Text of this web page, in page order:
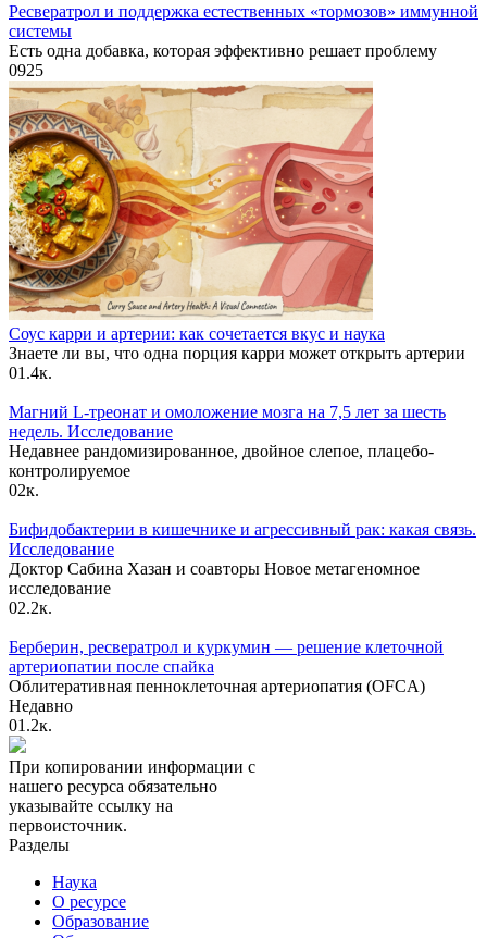
Ресвератрол и поддержка естественных «тормозов» иммунной
системы
Есть одна добавка, которая эффективно решает проблему
0925
Соус карри и артерии: как сочетается вкус и наука
Знаете ли вы, что одна порция карри может открыть артерии
01.4к.
Магний L-треонат и омоложение мозга на 7,5 лет за шесть
недель. Исследование
Недавнее рандомизированное, двойное слепое, плацебо-
контролируемое
02к.
Бифидобактерии в кишечнике и агрессивный рак: какая связь.
Исследование
Доктор Сабина Хазан и соавторы Новое метагеномное
исследование
02.2к.
Берберин, ресвератрол и куркумин — решение клеточной
артериопатии после спайка
Облитеративная пенноклеточная артериопатия (OFCA)
Недавно
01.2к.
При копировании информации с
нашего ресурса обязательно
указывайте ссылку на
первоисточник.
Разделы
Наука
О ресурсе
Образование